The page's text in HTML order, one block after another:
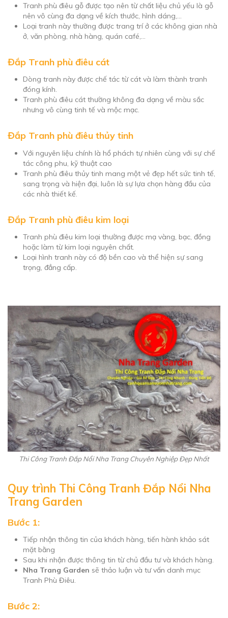
Tranh phù điêu gỗ được tạo nên từ chất liệu chủ yếu là gỗ
nên vô cùng đa dạng về kích thước, hình dáng,…
Loại tranh này thường được trang trí ở các không gian nhà
ở, văn phòng, nhà hàng, quán café,…
Đắp Tranh phù điêu cát
Dòng tranh này được chế tác từ cát và làm thành tranh
đóng kính.
Tranh phù điêu cát thường không đa dạng về màu sắc
nhưng vô cùng tinh tế và mộc mạc.
Đắp Tranh phù điêu thủy tinh
Với nguyên liệu chính là hổ phách tự nhiên cùng với sự chế
tác công phu, kỹ thuật cao
Tranh phù điêu thủy tinh mang một vẻ đẹp hết sức tinh tế,
sang trọng và hiện đại, luôn là sự lựa chọn hàng đầu của
các nhà thiết kế.
Đắp Tranh phù điêu kim loại
Tranh phù điêu kim loại thường được mạ vàng, bạc, đồng
hoặc làm từ kim loại nguyên chất.
Loại hình tranh này có độ bền cao và thể hiện sự sang
trọng, đẳng cấp.
Thi Công Tranh Đắp Nổi Nha Trang Chuyên Nghiệp Đẹp Nhất
Quy trình Thi Công Tranh Đắp Nổi Nha
Trang Garden
Bước 1:
Tiếp nhận thông tin của khách hàng, tiến hành khảo sát
mặt bằng
Sau khi nhận được thông tin từ chủ đầu tư và khách hàng.
Nha Trang Garden sẽ thảo luận và tư vấn danh mục
Tranh Phù Điêu.
Bước 2: